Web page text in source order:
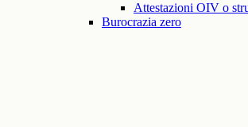
Attestazioni OIV o
Burocrazia zero